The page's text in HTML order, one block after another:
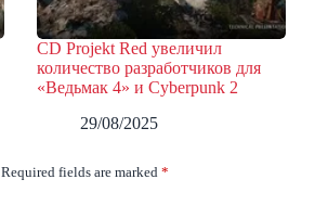
CD Projekt Red увеличил
количество разработчиков для
«Ведьмак 4» и Cyberpunk 2
29/08/2025
Required fields are marked *